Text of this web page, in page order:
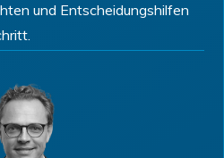
und Entscheidungshilfen